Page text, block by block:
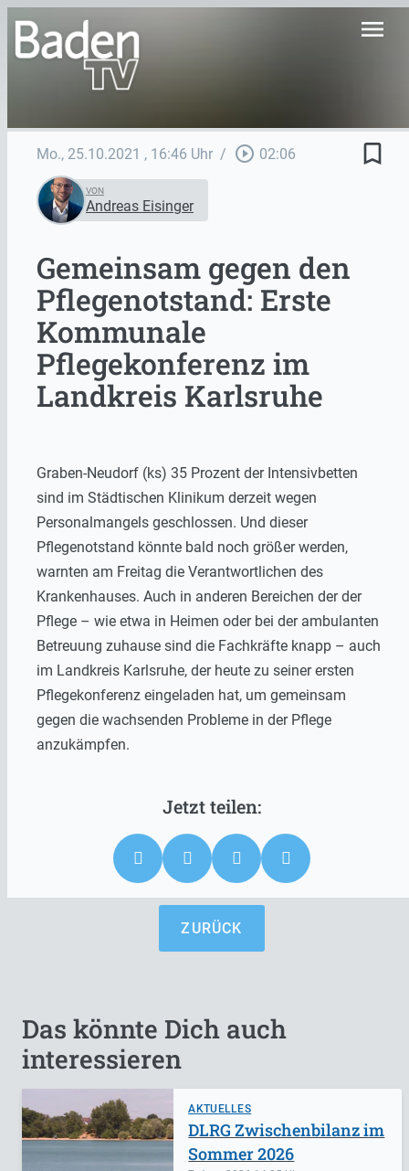
menu
Mo., 25.10.2021 , 16:46 Uhr / play_circle_outline 02:06 bookmark_border
VON
Andreas Eisinger
Gemeinsam gegen den
Pflegenotstand: Erste
Kommunale
Pflegekonferenz im
Landkreis Karlsruhe
Graben-Neudorf (ks) 35 Prozent der Intensivbetten
sind im Städtischen Klinikum derzeit wegen
Personalmangels geschlossen. Und dieser
Pflegenotstand könnte bald noch größer werden,
warnten am Freitag die Verantwortlichen des
Krankenhauses. Auch in anderen Bereichen der der
Pflege – wie etwa in Heimen oder bei der ambulanten
Betreuung zuhause sind die Fachkräfte knapp – auch
im Landkreis Karlsruhe, der heute zu seiner ersten
Pflegekonferenz eingeladen hat, um gemeinsam
gegen die wachsenden Probleme in der Pflege
anzukämpfen.
ZURÜCK
Das könnte Dich auch
interessieren
AKTUELLES
DLRG Zwischenbilanz im
Sommer 2026